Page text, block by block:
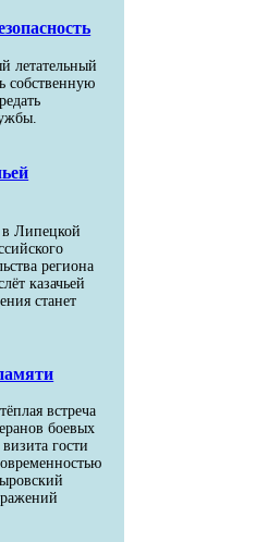
летательный
собственную
в Липецкой
региона
казачьей
станет
встреча
боевых
гости